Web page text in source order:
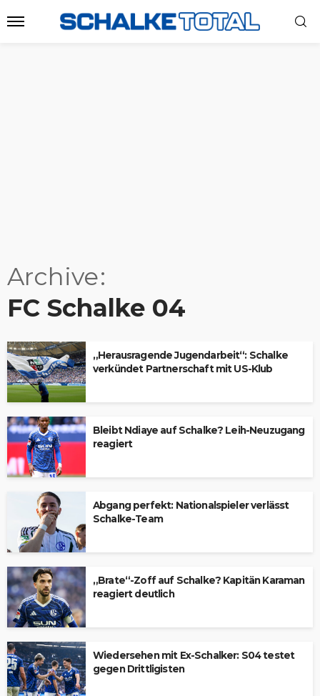
Archive
FC Schalke 04
„Herausragende Jugendarbeit“: Schalke
verkündet Partnerschaft mit US-Klub
Bleibt Ndiaye auf Schalke? Leih-Neuzugang
reagiert
Abgang perfekt: Nationalspieler verlässt
Schalke-Team
„Brate“-Zoff auf Schalke? Kapitän Karaman
reagiert deutlich
Wiedersehen mit Ex-Schalker: S04 testet
gegen Drittligisten